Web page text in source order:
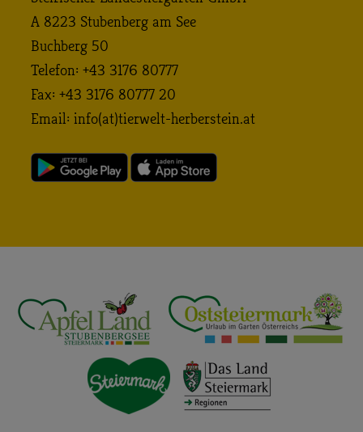
A 8223 Stubenberg am See
Buchberg 50
Telefon: +43 3176 80777
Fax: +43 3176 80777 20
Email: info (at) tierwelt-herberstein. at